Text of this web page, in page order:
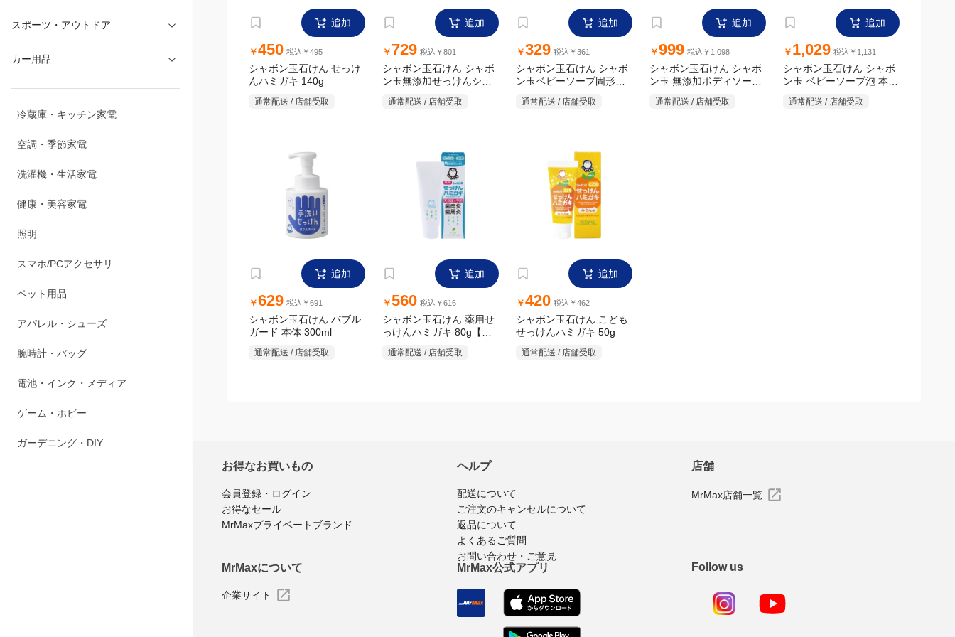
カー用品
冷蔵庫・キッチン家電
空調・季節家電
洗濯機・生活家電
健康・美容家電
照明
スマホ/PCアクセサリ
追加
￥450 税込￥495
シャボン玉石けん せっけ
んハミガキ 140g
通常配送 / 店舗受取
追加
￥ 729 税込￥801
シャボン玉石けん シャボ
ン玉無添加せっけんシャ
ンプー泡タイプつめかえ
追加
￥329 税込￥361
シャボン玉石けん シャボ
ン玉ベビーソープ固形タ
イプ 100g
追加
￥999 税込￥1,098
シャボン玉石けん シャボ
ン玉 無添加ボディソープ
たっぷり泡 本体 570ml
追加
￥ 1,029 税込￥1,131
シャボン玉石けん シャボ
ン玉 ベビーソープ泡 本体
450ml
追加
629
シャボン玉石けん バブル
追加
560
シャボン玉石けん 薬用せ
薬部外品】
追加
420
シャボン玉石けん こども
お得なお買いもの
会員登録・ログイン
お得なセール
MrMaxプライベートブランド
ヘルプ
配送について
ご注文のキャンセルについて
返品について
よくあるご質問
お問い合わせ・ご意見
店舗
MrMax店舗一覧
MrMaxについて
企業サイト
MrMax公式アプリ Follow us